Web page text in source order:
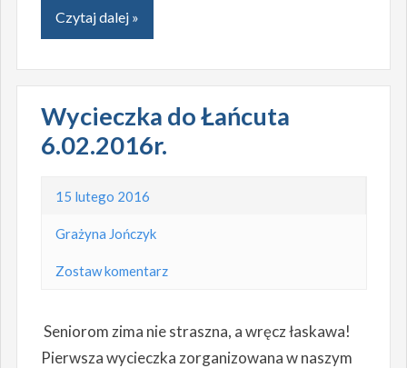
Czytaj dalej »
Wycieczka do Łańcuta
6.02.2016r.
15 lutego 2016
Grażyna Jończyk
Zostaw komentarz
Seniorom zima nie straszna, a wręcz łaskawa!
Pierwsza wycieczka zorganizowana w naszym